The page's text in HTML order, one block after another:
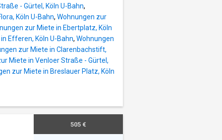
- Gürtel, Köln U-Bahn,
Köln U-Bahn, Wohnungen zur
zur Miete in Ebertplatz, Köln
Efferen, Köln U-Bahn, Wohnungen
zur Miete in Clarenbachstift,
Miete in Venloer Straße - Gürtel,
zur Miete in Breslauer Platz, Köln
505 €